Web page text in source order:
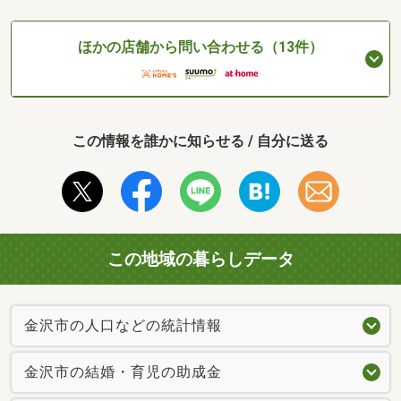
ほかの店舗から問い合わせる（13件）
この情報を誰かに知らせる / 自分に送る
この地域の暮らしデータ
金沢市の人口などの統計情報
金沢市の結婚・育児の助成金